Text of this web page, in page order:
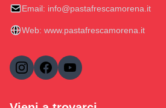
Email: info@pastafrescamorena.it
Web: www.pastafrescamorena.it